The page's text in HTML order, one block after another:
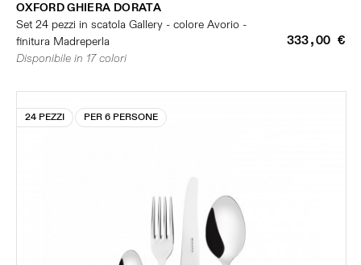
OXFORD GHIERA DORATA
Set 24 pezzi in scatola Gallery - colore Avorio -
finitura Madreperla
333,00 €
Disponibile in 17 colori
24 PEZZI PER 6 PERSONE